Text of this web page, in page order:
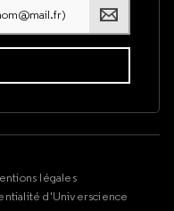
légales
d'Universcience